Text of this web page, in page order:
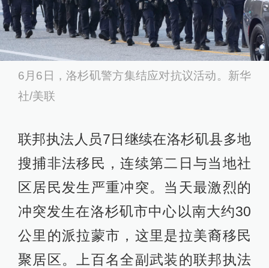
07:45
三弹齐发射向抗议人群，特朗普命令强力“解
放洛杉矶”
查看详情
07:07
警方发射催泪弹驱散人群
06:12
美加州洛杉矶全市进入战术警戒状态
查看详情
04:27
300名国民警卫队人员进驻洛杉矶
查看详情
03:42
6月6日，洛杉矶警方集结应对抗议活动。新华
社/美联
联邦执法人员7日继续在洛杉矶县多地
搜捕非法移民，连续第二日与当地社
区居民发生严重冲突。当天最激烈的
冲突发生在洛杉矶市中心以南大约30
公里的派拉蒙市，这里是拉美裔移民
聚居区。上百名全副武装的联邦执法